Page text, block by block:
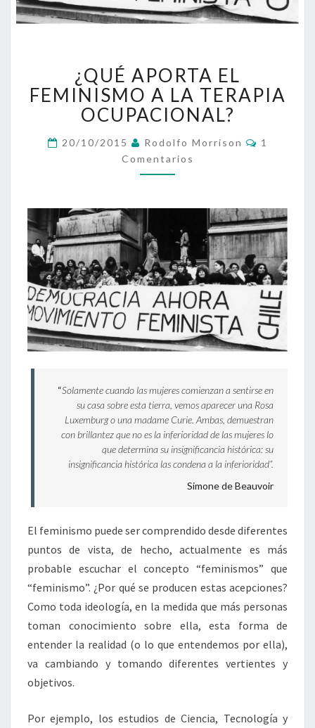
APORTA
EL
FEMINISMO
A
TERAPIA
OCUPACIONAL?
¿QUÉ APORTA EL
FEMINISMO A LA TERAPIA
OCUPACIONAL?
20/10/2015 Rodolfo Morrison
1
Comentarios
“Solamente cuando las mujeres comienzan a sentirse en
su casa sobre esta tierra, vemos aparecer una Rosa
Luxemburg o una madame Curie. Ambas, demuestran
con brillantez que no es la inferioridad de las mujeres lo
que determina su insignificancia histórica: su
insignificancia histórica las condena a la inferioridad”.
Simone de Beauvoir
El feminismo puede ser comprendido desde diferentes
puntos de vista, de hecho, actualmente es más
probable escuchar el concepto “feminismos” que
“feminismo”. ¿Por qué se producen estas acepciones?
Como toda ideología, en la medida que más personas
toman conocimiento sobre ella, esta forma de
entender la realidad (o lo que entendemos por ella),
va cambiando y tomando diferentes vertientes y
objetivos.
Por ejemplo, los estudios de Ciencia, Tecnología y